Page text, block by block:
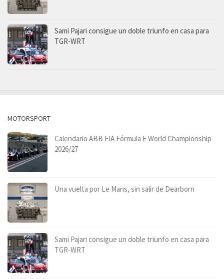
Sami Pajari consigue un doble triunfo en casa para
TGR-WRT
MOTORSPORT
Calendario ABB FIA Fórmula E World Championship
2026/27
Una vuelta por Le Mans, sin salir de Dearborn
Sami Pajari consigue un doble triunfo en casa para
TGR-WRT